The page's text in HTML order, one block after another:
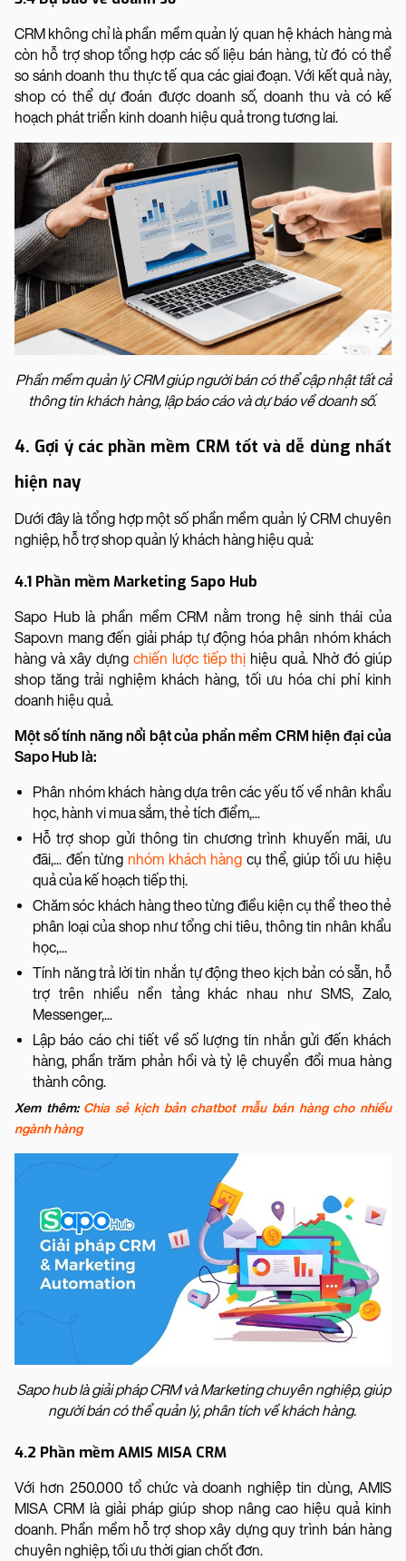
CRM không chỉ là phần mềm quản lý quan hệ khách hàng mà
còn hỗ trợ shop tổng hợp các số liệu bán hàng, từ đó có thể
so sánh doanh thu thực tế qua các giai đoạn. Với kết quả này,
shop có thể dự đoán được doanh số, doanh thu và có kế
hoạch phát triển kinh doanh hiệu quả trong tương lai.
Phần mềm quản lý CRM giúp người bán có thể cập nhật tất cả
thông tin khách hàng, lập báo cáo và dự báo về doanh số.
4. Gợi ý các phần mềm CRM tốt và dễ dùng nhất
hiện nay
Dưới đây là tổng hợp một số phần mềm quản lý CRM chuyên
nghiệp, hỗ trợ shop quản lý khách hàng hiệu quả:
4.1 Phần mềm Marketing Sapo Hub
Sapo Hub là phần mềm CRM nằm trong hệ sinh thái của
Sapo.vn mang đến giải pháp tự động hóa phân nhóm khách
hàng và xây dựng chiến lược tiếp thị hiệu quả. Nhờ đó giúp
shop tăng trải nghiệm khách hàng, tối ưu hóa chi phí kinh
doanh hiệu quả.
Một số tính năng nổi bật của phần mềm CRM hiện đại của
Sapo Hub là:
Phân nhóm khách hàng dựa trên các yếu tố về nhân khẩu
học, hành vi mua sắm, thẻ tích điểm,...
Hỗ trợ shop gửi thông tin chương trình khuyến mãi, ưu
đãi,... đến từng nhóm khách hàng cụ thể, giúp tối ưu hiệu
quả của kế hoạch tiếp thị.
Chăm sóc khách hàng theo từng điều kiện cụ thể theo thẻ
phân loại của shop như tổng chi tiêu, thông tin nhân khẩu
học,...
Tính năng trả lời tin nhắn tự động theo kịch bản có sẵn, hỗ
trợ trên nhiều nền tảng khác nhau như SMS, Zalo,
Messenger,...
Lập báo cáo chi tiết về số lượng tin nhắn gửi đến khách
hàng, phần trăm phản hồi và tỷ lệ chuyển đổi mua hàng
thành công.
Xem thêm: Chia sẻ kịch bản chatbot mẫu bán hàng cho nhiều
ngành hàng
Sapo hub là giải pháp CRM và Marketing chuyên nghiệp, giúp
người bán có thể quản lý, phân tích về khách hàng.
4.2 Phần mềm AMIS MISA CRM
Với hơn 250.000 tổ chức và doanh nghiệp tin dùng, AMIS
MISA CRM là giải pháp giúp shop nâng cao hiệu quả kinh
doanh. Phần mềm hỗ trợ shop xây dựng quy trình bán hàng
chuyên nghiệp, tối ưu thời gian chốt đơn.